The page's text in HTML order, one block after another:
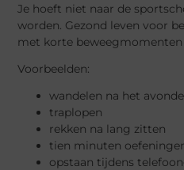
Je hoeft niet naar de
worden. Gezond leven voor
met korte
Voorbeelden:
wandelen na het
traplopen
rekken na lang zitten
tien minuten
opstaan tijdens